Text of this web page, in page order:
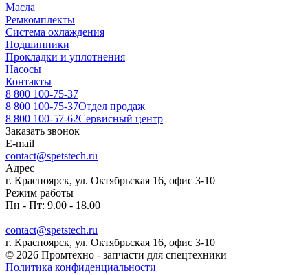
Масла
Ремкомплекты
Система охлаждения
Подшипники
Прокладки и уплотнения
Насосы
Контакты
8 800 100-75-37
8 800 100-75-37Отдел продаж
8 800 100-57-62Сервисный центр
Заказать звонок
E-mail
contact@spetstech.ru
Адрес
г. Красноярск, ул. Октябрьская 16, офис 3-10
Режим работы
Пн - Пт: 9.00 - 18.00
contact@spetstech.ru
г. Красноярск, ул. Октябрьская 16, офис 3-10
© 2026 Промтехно - запчасти для спецтехники
Политика конфиденциальности